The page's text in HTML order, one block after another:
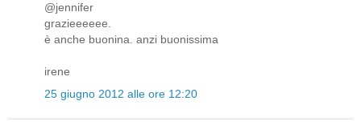
@jennifer
grazieeeeee.
è anche buonina. anzi buonissima
irene
25 giugno 2012 alle ore 12:20